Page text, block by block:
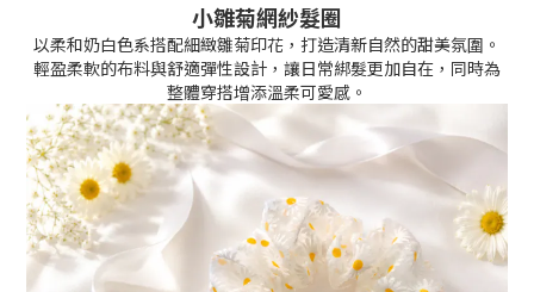
小雛菊網紗髮圈
以柔和奶白色系搭配細緻雛菊印花，打造清新自然的甜美氛圍。
輕盈柔軟的布料與舒適彈性設計，讓日常綁髮更加自在，同時為
整體穿搭增添溫柔可愛感。